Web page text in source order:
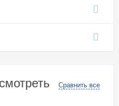
Сравнить все